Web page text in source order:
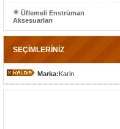
Üflemeli Enstrüman
Aksesuarları
SEÇİMLERİNİZ
Marka:Karin